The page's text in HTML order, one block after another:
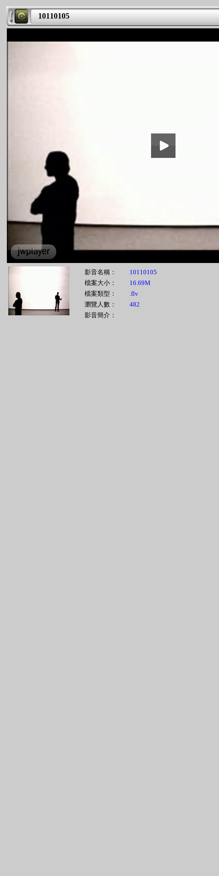
10110105
影音名稱：
10110105
檔案大小：
16.69M
檔案類型：
.flv
瀏覽人數：
482
影音簡介：